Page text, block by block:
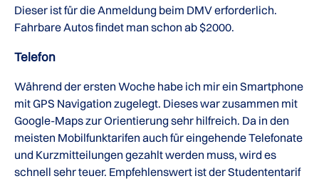
Dieser ist für die Anmeldung beim DMV erforderlich.
Fahrbare Autos findet man schon ab $2000.
Telefon
Während der ersten Woche habe ich mir ein Smartphone
mit GPS Navigation zugelegt. Dieses war zusammen mit
Google-Maps zur Orientierung sehr hilfreich. Da in den
meisten Mobilfunktarifen auch für eingehende Telefonate
und Kurzmitteilungen gezahlt werden muss, wird es
schnell sehr teuer. Empfehlenswert ist der Studententarif